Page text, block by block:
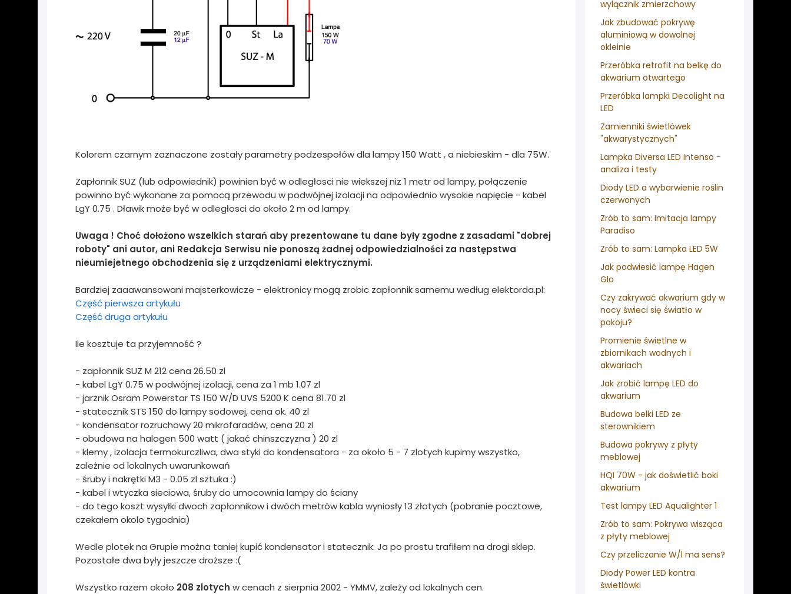
wylącznik zmierzchowy
Jak zbudować pokrywę
aluminiową w dowolnej
okleinie
Przeróbka retrofit na belkę do
akwarium otwartego
Przeróbka lampki Decolight na
LED
Zamienniki świetlówek
"akwarystycznych"
Lampka Diversa LED Intenso -
analiza i testy
Diody LED a wybarwienie roślin
czerwonych
Zrób to sam: Imitacja lampy
Paradiso
Zrób to sam: Lampka LED 5W
Jak podwiesić lampę Hagen
Glo
Czy zakrywać akwarium gdy w
nocy świeci się światło w
pokoju?
Promienie świetlne w
zbiornikach wodnych i
akwariach
Jak zrobić lampę LED do
akwarium
Budowa belki LED ze
sterownikiem
Budowa pokrywy z płyty
meblowej
HQI 70W - jak doświetlić boki
akwarium
Test lampy LED Aqualighter 1
Zrób to sam: Pokrywa wisząca
z płyty meblowej
Czy przeliczanie W/l ma sens?
Diody Power LED kontra
świetlówki
Kolorem czarnym zaznaczone zostały parametry podzespołów dla lampy 150 Watt , a niebieskim - dla 75W.
Zapłonnik SUZ (lub odpowiednik) powinien być w odległosci nie wiekszej niz 1 metr od lampy, połączenie
powinno być wykonane za pomocą przewodu w podwójnej izolacji na odpowiednio wysokie napięcie - kabel
LgY 0.75 . Dławik może być w odległosci do około 2 m od lampy.
Uwaga ! Choć dołożono wszelkich starań aby prezentowane tu dane były zgodne z zasadami "dobrej
roboty" ani autor, ani Redakcja Serwisu nie ponoszą żadnej odpowiedzialności za następstwa
nieumiejetnego obchodzenia się z urządzeniami elektrycznymi.
Bardziej zaaawansowani majsterkowicze - elektronicy mogą zrobic zapłonnik samemu według elektorda.pl:
Część pierwsza artykułu
Część druga artykułu
Ile kosztuje ta przyjemność ?
- zapłonnik SUZ M 212 cena 26.50 zl
- kabel LgY 0.75 w podwójnej izolacji, cena za 1 mb 1.07 zl
- jarznik Osram Powerstar TS 150 W/D UVS 5200 K cena 81.70 zl
- statecznik STS 150 do lampy sodowej, cena ok. 40 zl
- kondensator rozruchowy 20 mikrofaradów, cena 20 zl
- obudowa na halogen 500 watt ( jakać chinszczyzna ) 20 zl
- klemy , izolacja termokurczliwa, dwa styki do kondensatora - za około 5 - 7 zlotych kupimy wszystko,
zależnie od lokalnych uwarunkowań
- śruby i nakrętki M3 - 0.05 zl sztuka :)
- kabel i wtyczka sieciowa, śruby do umocownia lampy do ściany
- do tego koszt wysyłki dwoch zapłonnikow i dwóch metrów kabla wyniosły 13 złotych (pobranie pocztowe,
czekałem okolo tygodnia)
Wedle plotek na Grupie można taniej kupić kondensator i statecznik. Ja po prostu trafiłem na drogi sklep.
Pozostałe dwa były jeszcze droższe :(
Wszystko razem około 208 zlotych w cenach z sierpnia 2002 - YMMV, zależy od lokalnych cen.